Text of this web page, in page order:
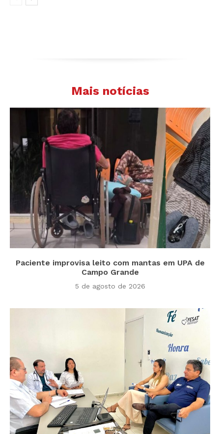
Mais notícias
Paciente improvisa leito com mantas em UPA de
Campo Grande
5 de agosto de 2026